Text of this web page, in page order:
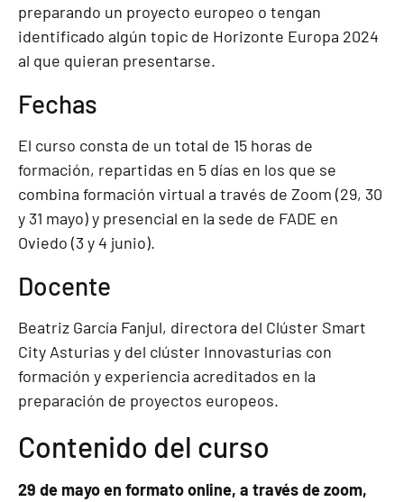
preparando un proyecto europeo o tengan
identificado algún topic de Horizonte Europa 2024
al que quieran presentarse.
Fechas
El curso consta de un total de 15 horas de
formación, repartidas en 5 días en los que se
combina formación virtual a través de Zoom (29, 30
y 31 mayo) y presencial en la sede de FADE en
Oviedo (3 y 4 junio).
Docente
Beatriz García Fanjul, directora del Clúster Smart
City Asturias y del clúster Innovasturias con
formación y experiencia acreditados en la
preparación de proyectos europeos.
Contenido del curso
29 de mayo en formato online, a través de zoom,